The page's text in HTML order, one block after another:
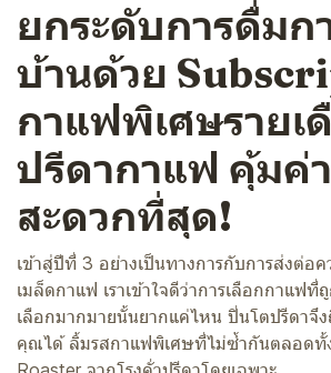
ยกระดับการดื่ม
บ้านด้วย
กาแฟพิเศษรายเ
ปรีดากาแฟ คุ้มค่
สะดวกที่สุด!
เข้าสู่ปีที่ 3 อย่างเป็นทางการกับการส่งต่อ
เมล็ดกาแฟ เราเข้าใจดีว่าการเลือกกาแฟที่
เลือกมากมายนั้นยากแค่ไหน ปิ่นโตปรีดาจึ
คุณได้ ลิ้มรสกาแฟพิเศษที่ไม่ซ้ำกันตลอดทั้